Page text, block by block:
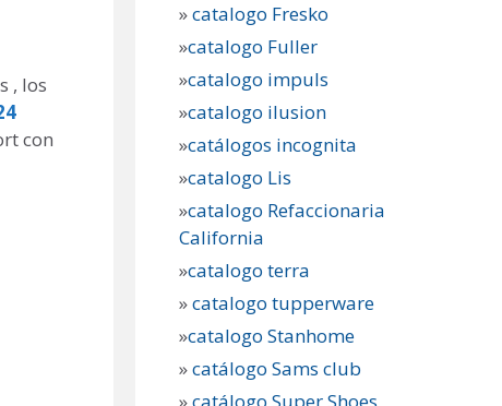
, los
con
»catalogo Fresko
»catalogo Fuller
»catalogo impuls
»catalogo ilusion
»catálogos incognita
»catalogo Lis
»catalogo Refaccionaria
California
»catalogo terra
»catalogo tupperware
»catalogo Stanhome
»catálogo Sams club